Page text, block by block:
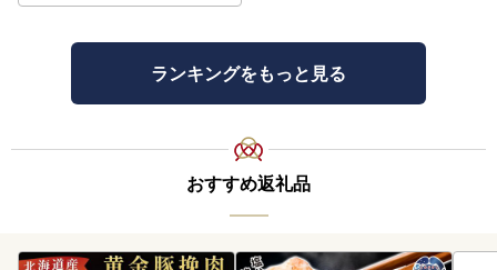
ランキングをもっと見る
おすすめ返礼品